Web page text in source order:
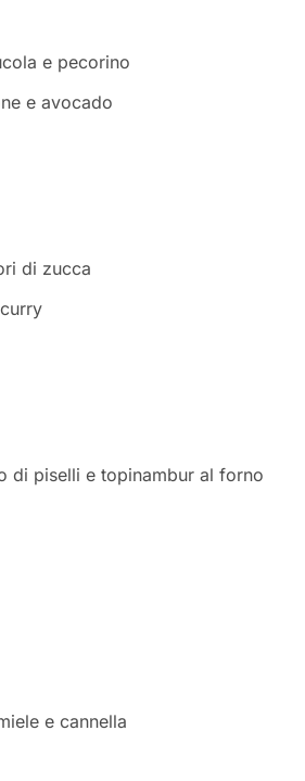
e pecorino
e avocado
di zucca
di piselli e topinambur al forno
e cannella